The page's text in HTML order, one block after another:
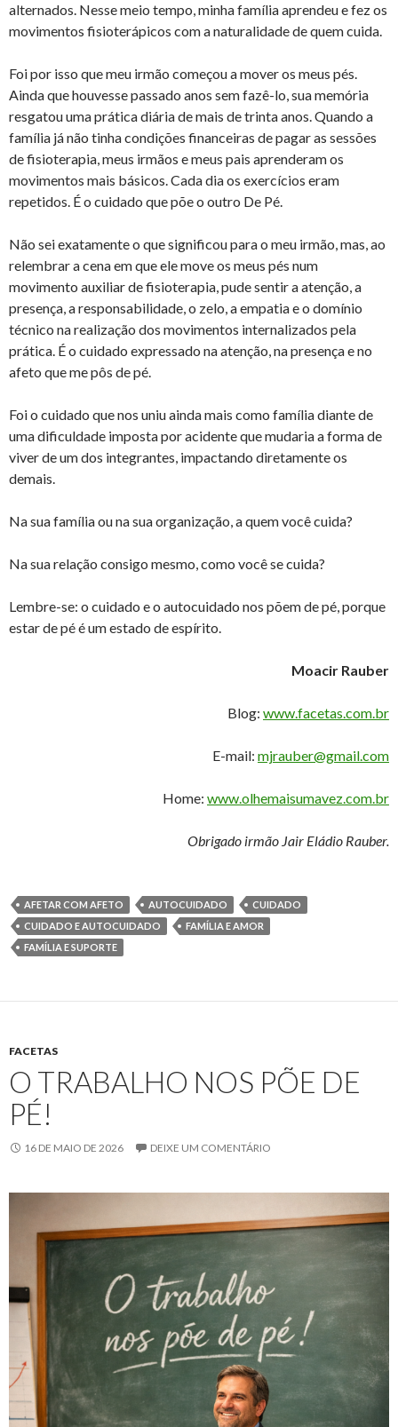
alternados. Nesse meio tempo, minha família aprendeu e fez os
movimentos fisioterápicos com a naturalidade de quem cuida.
Foi por isso que meu irmão começou a mover os meus pés.
Ainda que houvesse passado anos sem fazê-lo, sua memória
resgatou uma prática diária de mais de trinta anos. Quando a
família já não tinha condições financeiras de pagar as sessões
de fisioterapia, meus irmãos e meus pais aprenderam os
movimentos mais básicos. Cada dia os exercícios eram
repetidos. É o cuidado que põe o outro De Pé.
Não sei exatamente o que significou para o meu irmão, mas, ao
relembrar a cena em que ele move os meus pés num
movimento auxiliar de fisioterapia, pude sentir a atenção, a
presença, a responsabilidade, o zelo, a empatia e o domínio
técnico na realização dos movimentos internalizados pela
prática. É o cuidado expressado na atenção, na presença e no
afeto que me pôs de pé.
Foi o cuidado que nos uniu ainda mais como família diante de
uma dificuldade imposta por acidente que mudaria a forma de
viver de um dos integrantes, impactando diretamente os
demais.
Na sua família ou na sua organização, a quem você cuida?
Na sua relação consigo mesmo, como você se cuida?
Lembre-se: o cuidado e o autocuidado nos põem de pé, porque
estar de pé é um estado de espírito.
Moacir Rauber
Blog: www.facetas.com.br
E-mail: mjrauber@gmail.com
Home: www.olhemaisumavez.com.br
Obrigado irmão Jair Eládio Rauber.
AFETAR COM AFETO AUTOCUIDADO
CUIDADO
CUIDADO E AUTOCUIDADO
FAMÍLIA E AMOR
FAMÍLIA E SUPORTE
FACETAS
O TRABALHO NOS PÕE DE
PÉ!
16 DE MAIO DE 2026 DEIXE UM COMENTÁRIO